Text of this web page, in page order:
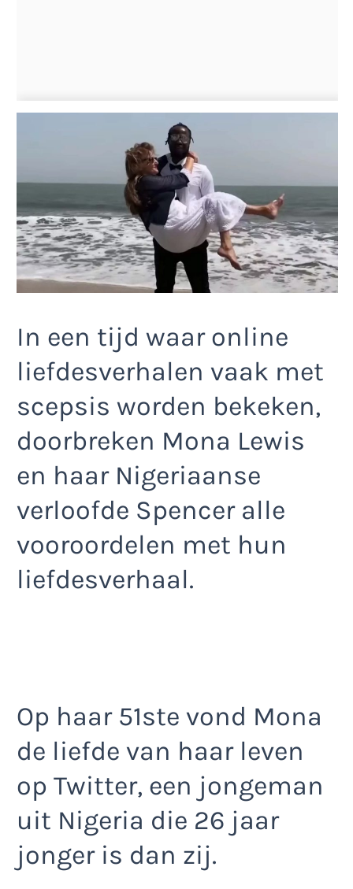
In een tijd waar online
liefdesverhalen vaak met
scepsis worden bekeken,
doorbreken Mona Lewis
en haar Nigeriaanse
verloofde Spencer alle
vooroordelen met hun
liefdesverhaal.
Op haar 51ste vond Mona
de liefde van haar leven
op Twitter, een jongeman
uit Nigeria die 26 jaar
jonger is dan zij.